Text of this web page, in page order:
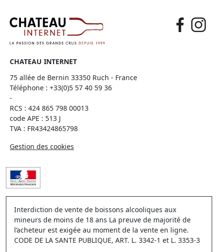
CHATEAU INTERNET
75 allée de Bernin 33350 Ruch - France
Téléphone : +33(0)5 57 40 59 36
-
RCS : 424 865 798 00013
code APE : 513 J
TVA : FR43424865798
Gestion des cookies
Interdiction de vente de boissons alcooliques aux
mineurs de moins de 18 ans La preuve de majorité de
l’acheteur est exigée au moment de la vente en ligne.
CODE DE LA SANTE PUBLIQUE, ART. L. 3342-1 et L. 3353-3